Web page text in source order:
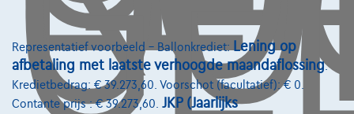
Representatief voorbeeld – Ballonkrediet: Lening op
afbetaling met laatste verhoogde maandaflossing.
Kredietbedrag: € 39.273,60. Voorschot (facultatief): € 0.
Contante prijs : € 39.273,60. JKP (Jaarlijks
1000 Brussel
Diensten & Oplossingen